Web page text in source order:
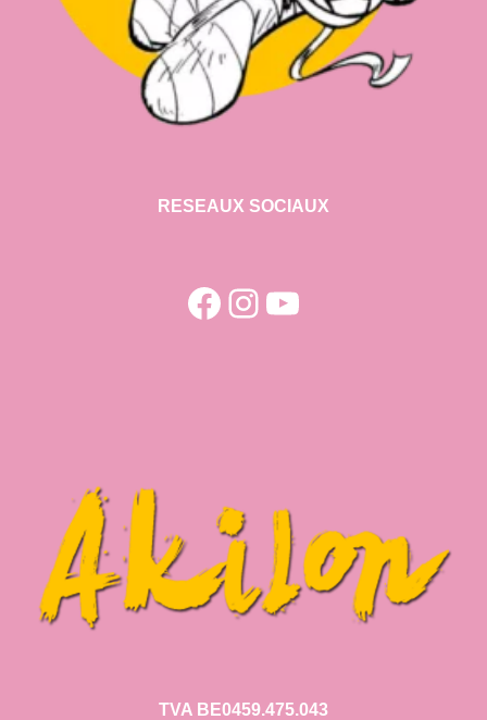
RESEAUX SOCIAUX
Facebook
Instagram
YouTube
TVA BE0459.475.043